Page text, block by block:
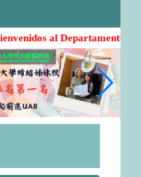
al Departamento de